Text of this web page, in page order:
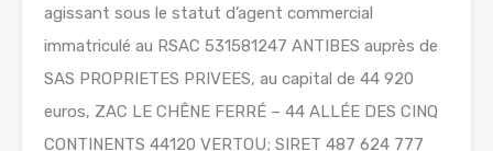
agissant sous le statut d’agent commercial
immatriculé au RSAC 531581247 ANTIBES auprès de
SAS PROPRIETES PRIVEES, au capital de 44 920
euros, ZAC LE CHÊNE FERRÉ – 44 ALLÉE DES CINQ
CONTINENTS 44120 VERTOU; SIRET 487 624 777